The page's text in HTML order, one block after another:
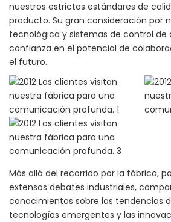
nuestros estrictos estándares de
producto. Su gran consideración por
tecnológica y sistemas de control de
confianza en el potencial de
el futuro.
Más allá del recorrido por la fábrica,
extensos debates industriales,
conocimientos sobre las tendencias
tecnologías emergentes y las